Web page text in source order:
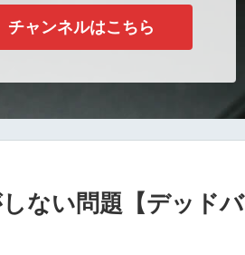
チャンネルはこちら
ない問題【デッドバ